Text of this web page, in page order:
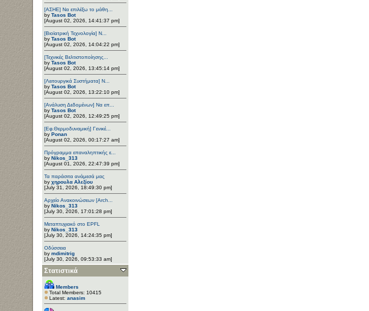
[ΑΣΗΕ] Να επιλέξω το μάθη...
by Tasos Bot
[August 02, 2026, 14:41:37 pm]
[Βιοϊατρική Τεχνολογία] Ν...
by Tasos Bot
[August 02, 2026, 14:04:22 pm]
[Τεχνικές Βελτιστοποίησης...
by Tasos Bot
[August 02, 2026, 13:45:14 pm]
[Λειτουργικά Συστήματα] Ν...
by Tasos Bot
[August 02, 2026, 13:22:10 pm]
[Ανάλυση Δεδομένων] Να επ...
by Tasos Bot
[August 02, 2026, 12:49:25 pm]
[Εφ.Θερμοδυναμική] Γενικέ...
by Ponan
[August 02, 2026, 00:17:27 am]
Πρόγραμμα επαναληπτικής ε...
by Nikos_313
[August 01, 2026, 22:47:39 pm]
Τα παράσιτα ανάμεσά μας
by χηρουλα Αλεξίου
[July 31, 2026, 18:49:30 pm]
Αρχείο Ανακοινώσεων [Arch...
by Nikos_313
[July 30, 2026, 17:01:28 pm]
Μεταπτυχιακό στο EPFL
by Nikos_313
[July 30, 2026, 14:24:35 pm]
Οδύσσεια
by mdimitrig
[July 30, 2026, 09:53:33 am]
Στατιστικά
Members
Total Members: 10415
Latest: anasim